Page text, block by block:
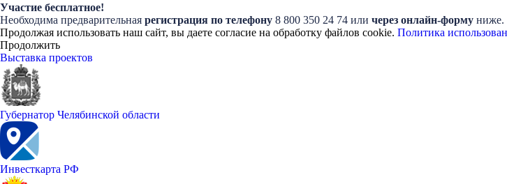
Участие бесплатное!
Необходима предварительная регистрация по телефону 8 800 350 24 74 или через онлайн-форму ниже.
Продолжая использовать наш сайт, вы даете согласие на обработку файлов cookie. Политика
Продолжить
Выставка проектов
Губернатор Челябинской области
Инвесткарта РФ